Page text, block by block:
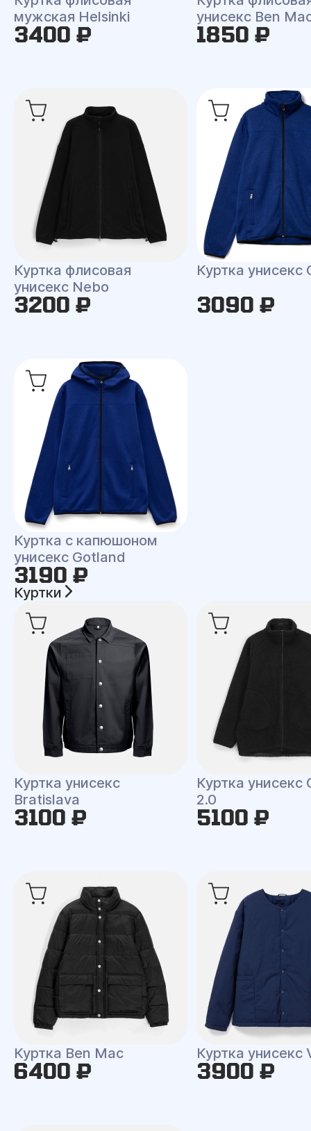
мужская Helsinki
3400 ₽
унисекс Ben
1850 ₽
Куртка флисовая
унисекс Nebo
3200 ₽
Куртка унисекс
3090 ₽
Куртка с капюшоном
унисекс Gotland
3190 ₽
Куртки
Куртка унисекс
Bratislava
3100 ₽
Куртка унисекс
2.0
5100 ₽
Куртка Ben Mac
6400 ₽
Куртка унисекс
3900 ₽